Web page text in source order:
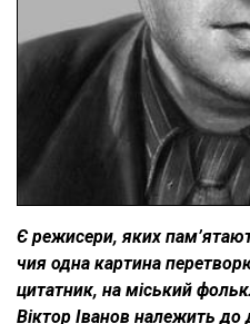
Є режисери, яких
чия одна картина
цитатник, на міський
Віктор Іванов належить до